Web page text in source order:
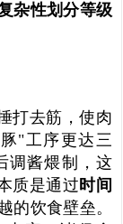
杂性划分等级
打去筋，使肉
"工序更达三
调酱煨制，这
质是通过时间
的饮食壁垒。